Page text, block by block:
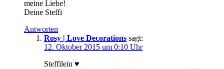
meine Liebe!
Deine Steffi
Antworten
Rosy | Love Decorations sagt:
12. Oktober 2015 um 0:10 Uhr
Steffilein ♥